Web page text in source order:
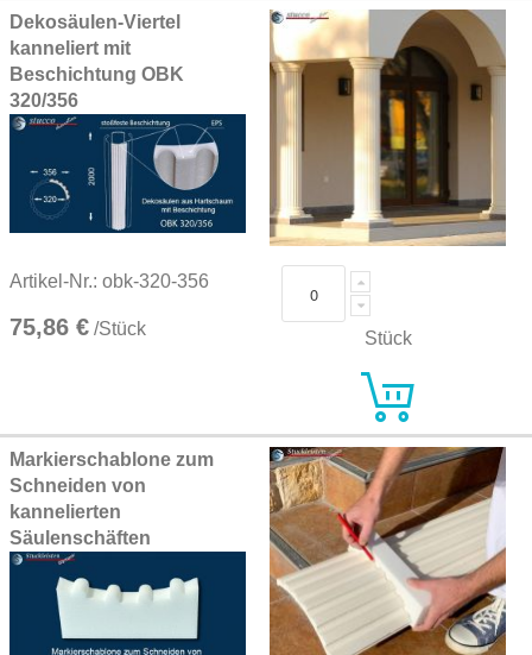
Grouped
product
items
Dekosäulen-Viertel
kanneliert mit
Beschichtung OBK
320/356
Artikel-Nr.: obk-320-356
75,86 € /Stück Stück
Markierschablone zum
Schneiden von
kannelierten
Säulenschäften